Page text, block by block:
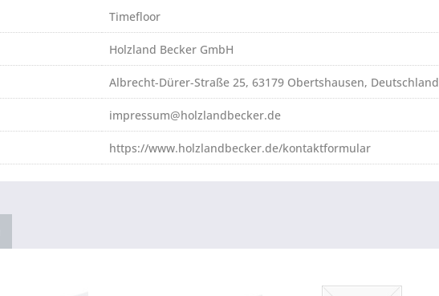
Timefloor
Holzland Becker GmbH
Albrecht-Dürer-Straße 25, 63179 Obertshausen, Deutschland
impressum@holzlandbecker.de
https://www.holzlandbecker.de/kontaktformular